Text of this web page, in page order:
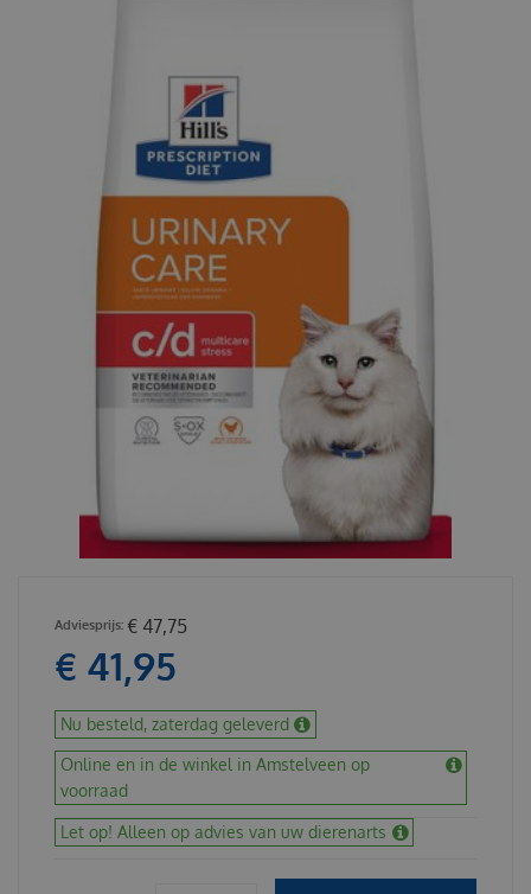
€ 47,75
€ 41,95
Nu besteld, zaterdag geleverd
Online en in de winkel in Amstelveen op
voorraad
Let op! Alleen op advies van uw dierenarts